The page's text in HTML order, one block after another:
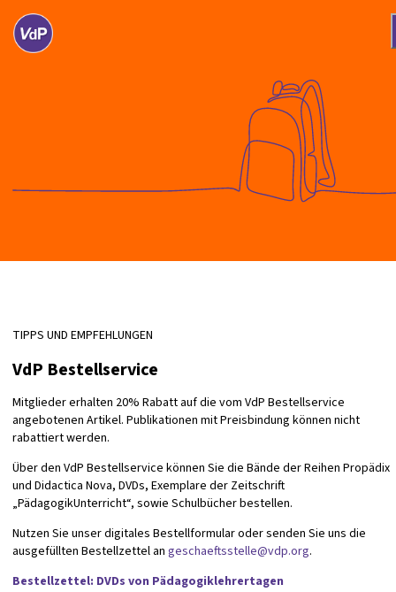
TIPPS UND EMPFEHLUNGEN
VdP Bestellservice
Mitglieder erhalten 20% Rabatt auf die vom VdP Bestellservice
angebotenen Artikel. Publikationen mit Preisbindung können nicht
rabattiert werden.
Über den VdP Bestellservice können Sie die Bände der Reihen Propädix
und Didactica Nova, DVDs, Exemplare der Zeitschrift
„PädagogikUnterricht“, sowie Schulbücher bestellen.
Nutzen Sie unser digitales Bestellformular oder senden Sie uns die
ausgefüllten Bestellzettel an geschaeftsstelle@vdp.org.
Bestellzettel: DVDs von Pädagogiklehrertagen